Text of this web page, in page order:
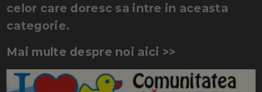
celor care doresc sa intre in aceasta
categorie.
Mai multe despre noi aici >>